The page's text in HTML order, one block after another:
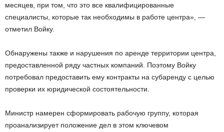
месяцев, при том, что это все квалифицированные
специалисты, которые так необходимы в работе центра», —
отметил Войку.
Обнаружены также и нарушения по аренде территории центра,
предоставленной ряду частных компаний. Поэтому Войку
потребовал предоставить ему контракты на субаренду с целью
проверки их юридической состоятельности.
Министр намерен сформировать рабочую группу, которая
проанализирует положение дел в этом ключевом